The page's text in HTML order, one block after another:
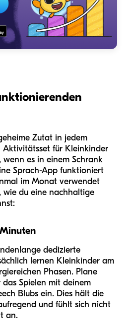
Zutat in jedem
Aktivitätsset für Kleinkinder
es in einem Schrank
Sprach-App funktioniert
im Monat verwendet
wie du eine nachhaltige
dedizierte
lernen Kleinkinder am
Phasen. Plane
Spielen mit deinem
Blubs ein. Dies hält die
und fühlt sich nicht
an.